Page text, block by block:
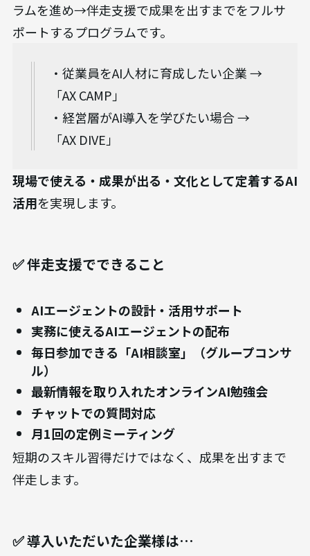
ラムを進め→伴走支援で成果を出すまでをフルサ
ポートするプログラムです。
・従業員をAI人材に育成したい企業 →
「AX CAMP」
・経営層がAI導入を学びたい場合 →
「AX DIVE」
現場で使える・成果が出る・文化として定着するAI
活用を実現します。
✅ 伴走支援でできること
AIエージェントの設計・活用サポート
実務に使えるAIエージェントの配布
毎日参加できる「AI相談室」（グループコンサ
ル）
最新情報を取り入れたオンラインAI勉強会
チャットでの質問対応
月1回の定例ミーティング
短期のスキル習得だけではなく、成果を出すまで
伴走します。
✅ 導入いただいた企業様は…